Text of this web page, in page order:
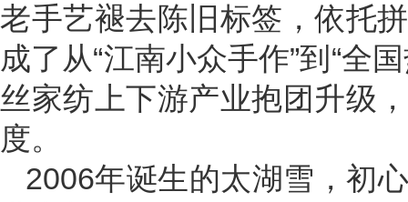
老手艺褪去陈旧标签，依托
成了从“江南小众手作”到“全
丝家纺上下游产业抱团升级
度。
2006年诞生的太湖雪，初